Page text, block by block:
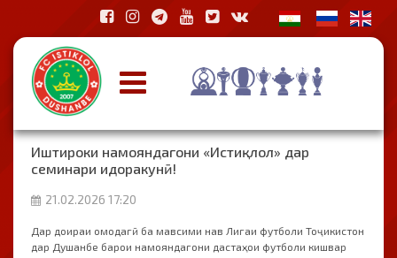
Иштироки намояндагони «Истиқлол» дар
семинари идоракунӣ!
21.02.2026 17:20
Дар доираи омодагӣ ба мавсими нав Лигаи футболи Тоҷикистон
дар Душанбе барои намояндагони дастаҳои футболи кишвар